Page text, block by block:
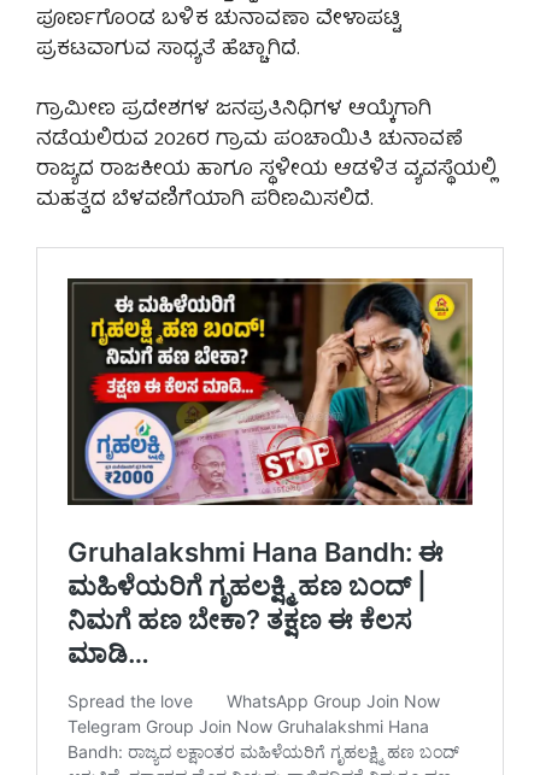
ಪೂರ್ಣಗೊಂಡ ಬಳಿಕ ಚುನಾವಣಾ ವೇಳಾಪಟ್ಟಿ
ಪ್ರಕಟವಾಗುವ ಸಾಧ್ಯತೆ ಹೆಚ್ಚಾಗಿದೆ.
ಗ್ರಾಮೀಣ ಪ್ರದೇಶಗಳ ಜನಪ್ರತಿನಿಧಿಗಳ ಆಯ್ಕೆಗಾಗಿ
ನಡೆಯಲಿರುವ 2026ರ ಗ್ರಾಮ ಪಂಚಾಯಿತಿ ಚುನಾವಣೆ
ರಾಜ್ಯದ ರಾಜಕೀಯ ಹಾಗೂ ಸ್ಥಳೀಯ ಆಡಳಿತ ವ್ಯವಸ್ಥೆಯಲ್ಲಿ
ಮಹತ್ವದ ಬೆಳವಣಿಗೆಯಾಗಿ ಪರಿಣಮಿಸಲಿದೆ.